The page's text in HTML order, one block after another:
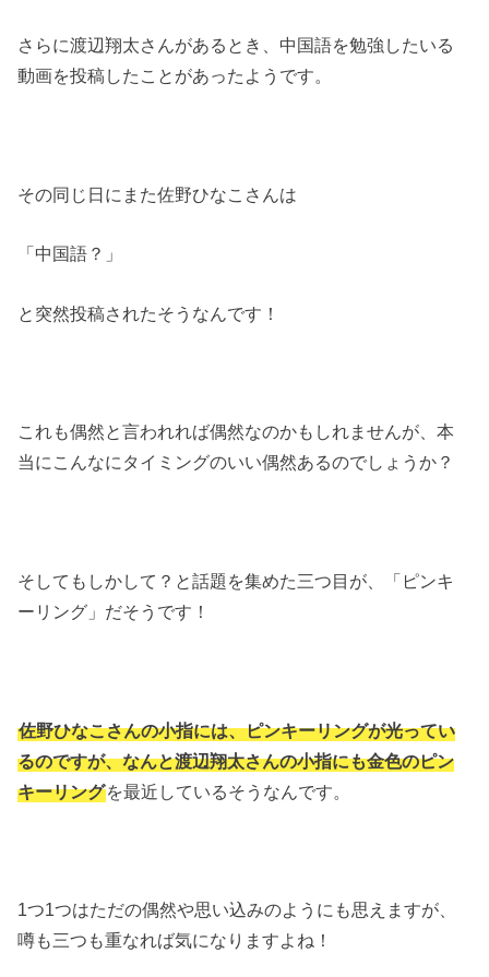
さらに渡辺翔太さんがあるとき、中国語を勉強したいる
動画を投稿したことがあったようです。
その同じ日にまた佐野ひなこさんは
「中国語？」
と突然投稿されたそうなんです！
これも偶然と言われれば偶然なのかもしれませんが、本
当にこんなにタイミングのいい偶然あるのでしょうか？
そしてもしかして？と話題を集めた三つ目が、「ピンキ
ーリング」だそうです！
佐野ひなこさんの小指には、ピンキーリングが光ってい
るのですが、なんと渡辺翔太さんの小指にも金色のピン
キーリングを最近しているそうなんです。
1つ1つはただの偶然や思い込みのようにも思えますが、
噂も三つも重なれば気になりますよね！